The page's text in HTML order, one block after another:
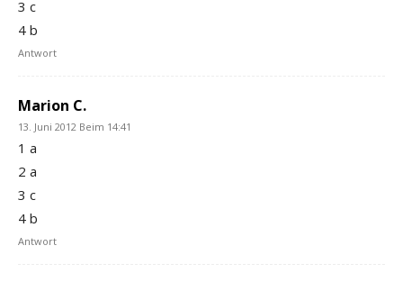
3 c
4 b
Antwort
Marion C.
13. Juni 2012 Beim 14:41
1 a
2 a
3 c
4 b
Antwort